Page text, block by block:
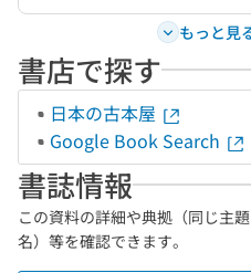
もっと見
書店で探す
日本の古本屋
Google Book Search
書誌情報
この資料の詳細や典拠（同じ主
名）等を確認できます。